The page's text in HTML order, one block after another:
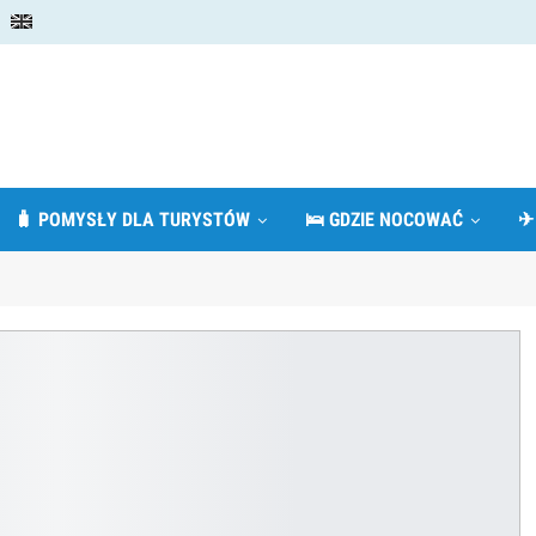
🧳 POMYSŁY DLA TURYSTÓW 🛌 GDZIE NOCOWAĆ ✈